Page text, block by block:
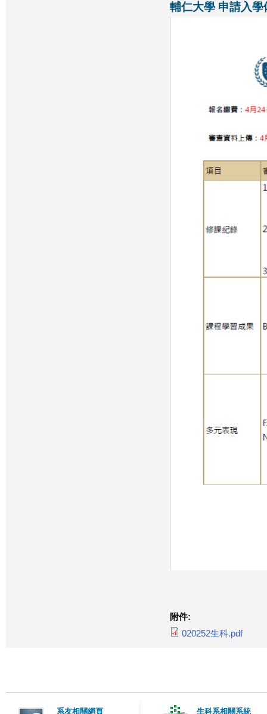
輔仁大學 申請入學
附件:
020252生科.pdf
系友相關網頁 生科系相關系統